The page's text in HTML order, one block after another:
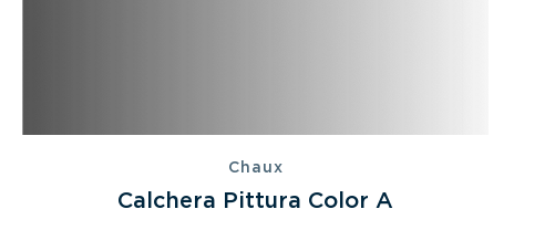
Chaux
Calchera Pittura Color A